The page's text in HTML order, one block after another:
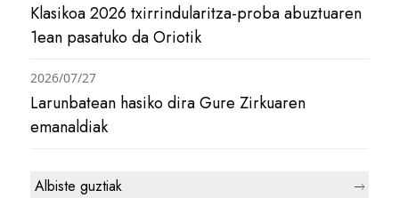
Klasikoa 2026 txirrindularitza-proba abuztuaren
1ean pasatuko da Oriotik
Larunbatean hasiko dira Gure Zirkuaren
emanaldiak
2026/07/27
Albiste guztiak